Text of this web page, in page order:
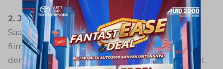
2. Jangan asal gelap
Saat ini di pasaran terdapat berbagai merek kaca
film yang menawarkan warna gelap, bahkan
dengan harga yang murah. Sayangnya tak sedikit